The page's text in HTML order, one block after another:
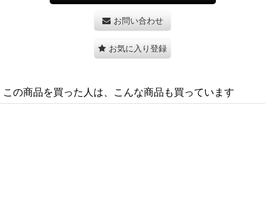
お問い合わせ
お気に入り登録
この商品を買った人は、こんな商品も買っています